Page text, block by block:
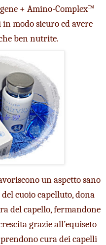
+ Amino-Complex™
modo sicuro ed avere
ben nutrite.
un aspetto sano
cuoio capelluto, dona
del capello, fermandone
grazie all’equiseto
cura dei capelli